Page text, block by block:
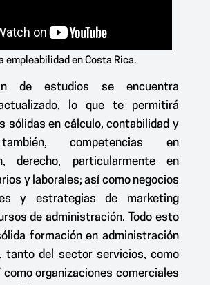
empleabilidad en Costa Rica.
de estudios se encuentra
lo que te permitirá
sólidas en cálculo, contabilidad y
competencias en
derecho, particularmente en
y laborales; así como negocios
y estrategias de marketing
de administración. Todo esto
formación en administración
tanto del sector servicios, como
organizaciones comerciales